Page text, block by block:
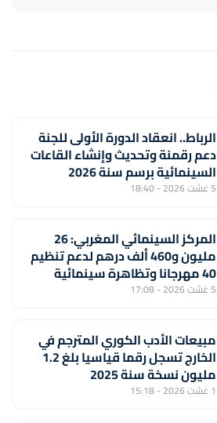
الرباط.. انعقاد الدورة الأولى للجنة
دعم رقمنة وتحديث وإنشاء القاعات
السينمائية برسم سنة 2026
5 غشت 2026 - 18:40
المركز السينمائي المغربي: 26
مليون و460 ألف درهم لدعم تنظيم
40 مهرجانا وتظاهرة سينمائية
5 غشت 2026 - 17:08
مبيعات الأدب الكوري المترجم في
الخارج تسجل رقما قياسيا بلغ 1.2
مليون نسخة سنة 2025
1 غشت 2026 - 15:18